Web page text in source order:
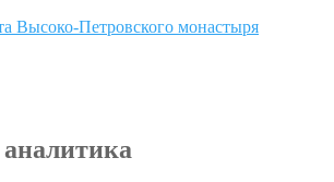
Высоко-Петровского монастыря